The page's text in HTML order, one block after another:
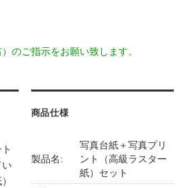
のご指示をお願い致します。
い
商品仕様
製品名:
写真台紙＋写真プリ
ント（高級ラスター
紙）セット